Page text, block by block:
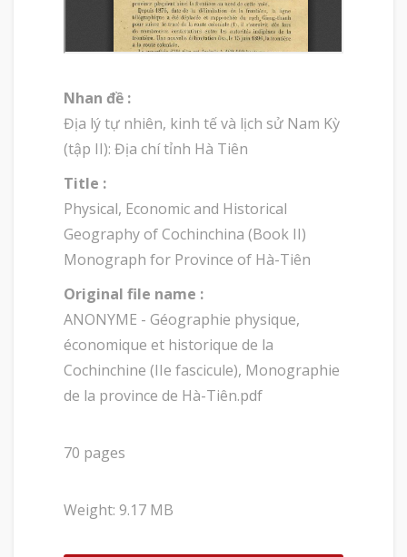
Nhan đề :
Địa lý tự nhiên, kinh tế và lịch sử Nam Kỳ
(tập II): Địa chí tỉnh Hà Tiên
Title :
Physical, Economic and Historical
Geography of Cochinchina (Book II)
Monograph for Province of Hà-Tiên
Original file name :
ANONYME - Géographie physique,
économique et historique de la
Cochinchine (IIe fascicule), Monographie
de la province de Hà-Tiên.pdf
70 pages
Weight: 9.17 MB